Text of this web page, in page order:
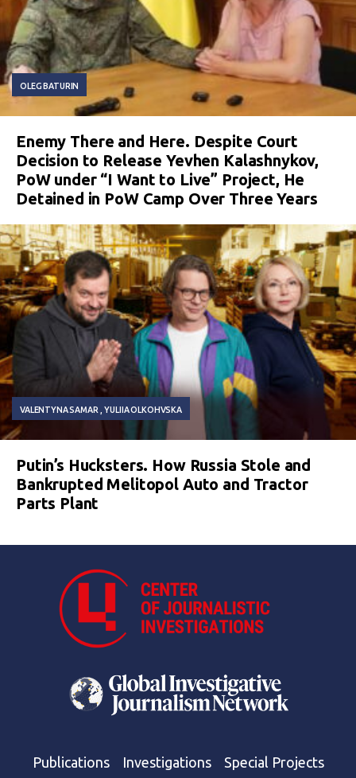
OLEG BATURIN
Enemy There and Here. Despite Court
Decision to Release Yevhen Kalashnykov,
PoW under “I Want to Live” Project, He
Detained in PoW Camp Over Three Years
VALENTYNA SAMAR YULIIA OLKOHVSKA
Putin’s Hucksters. How Russia Stole and
Bankrupted Melitopol Auto and Tractor
Parts Plant
Publications Investigations Special Projects